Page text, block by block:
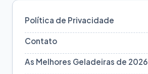
Política de Privacidade
Contato
As Melhores Geladeiras de 2026